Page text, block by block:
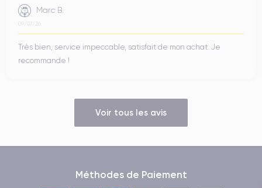
Marc B.
09/07/26
Très bien, service impeccable, satisfait de mon achat. Je
recommande !
Voir tous les avis
Méthodes de Paiement